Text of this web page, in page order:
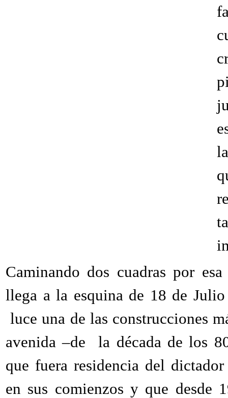
Caminando dos cuadras por
llega a la esquina de 18 de
luce una de las construcciones
avenida –de la década de los
que fuera residencia del
en sus comienzos y que desde